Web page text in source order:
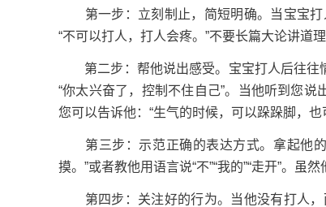
第一步：立刻制止，简短明确。当宝宝打
“不可以打人，打人会疼。”不要长篇大论讲道
第二步：帮他说出感受。宝宝打人后往往
“你太兴奋了，控制不住自己”。当他听到您
您可以告诉他：“生气的时候，可以跺跺脚，也
第三步：示范正确的表达方式。拿起他的
摸。”或者教他用语言说“不”“我的”“走开”。虽
第四步：关注好的行为。当他没有打人，